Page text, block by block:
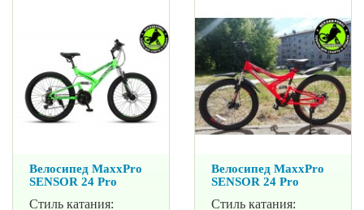
Велосипед MaxxPro
SENSOR 24 Pro
Стиль катания:
Велосипед MaxxPro
SENSOR 24 Pro
Стиль катания: